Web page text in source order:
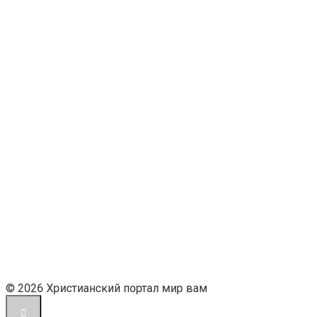
© 2026 Христианский портал мир вам